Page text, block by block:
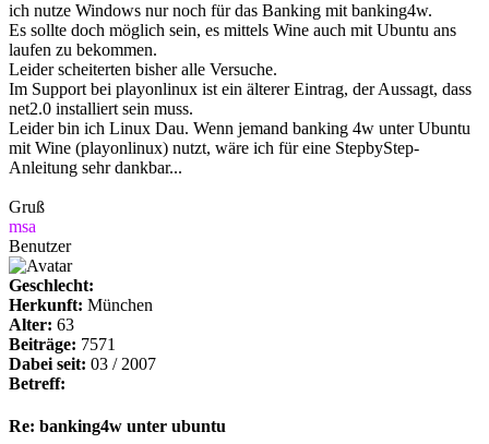
ich nutze Windows nur noch für das Banking mit banking4w.
Es sollte doch möglich sein, es mittels Wine auch mit Ubuntu ans
laufen zu bekommen.
Leider scheiterten bisher alle Versuche.
Im Support bei playonlinux ist ein älterer Eintrag, der Aussagt, dass
net2.0 installiert sein muss.
Leider bin ich Linux Dau. Wenn jemand banking 4w unter Ubuntu
mit Wine (playonlinux) nutzt, wäre ich für eine StepbyStep-
Anleitung sehr dankbar...
Gruß
msa
Benutzer
Geschlecht:
Herkunft: München
Alter: 63
Beiträge: 7571
Dabei seit: 03 / 2007
Betreff:
Re: banking4w unter ubuntu